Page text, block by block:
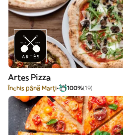
Artes Pizza
Închis până Marți 100%(19)